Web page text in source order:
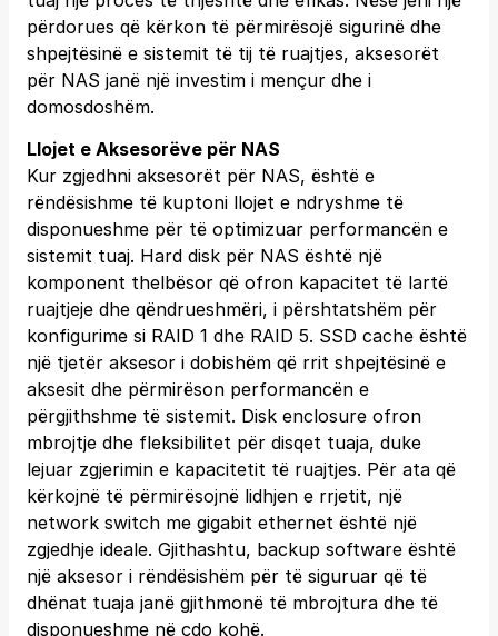
përdorues që kërkon të përmirësojë sigurinë dhe
shpejtësinë e sistemit të tij të ruajtjes, aksesorët
për NAS janë një investim i mençur dhe i
domosdoshëm.
Llojet e Aksesorëve për NAS
Kur zgjedhni aksesorët për NAS, është e
rëndësishme të kuptoni llojet e ndryshme të
disponueshme për të optimizuar performancën e
sistemit tuaj. Hard disk për NAS është një
komponent thelbësor që ofron kapacitet të lartë
ruajtjeje dhe qëndrueshmëri, i përshtatshëm për
konfigurime si RAID 1 dhe RAID 5. SSD cache është
një tjetër aksesor i dobishëm që rrit shpejtësinë e
aksesit dhe përmirëson performancën e
përgjithshme të sistemit. Disk enclosure ofron
mbrojtje dhe fleksibilitet për disqet tuaja, duke
lejuar zgjerimin e kapacitetit të ruajtjes. Për ata që
kërkojnë të përmirësojnë lidhjen e rrjetit, një
network switch me gigabit ethernet është një
zgjedhje ideale. Gjithashtu, backup software është
një aksesor i rëndësishëm për të siguruar që të
dhënat tuaja janë gjithmonë të mbrojtura dhe të
disponueshme në çdo kohë.